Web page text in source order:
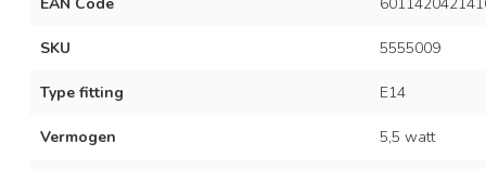
SKU 5555009
Type fitting E14
Vermogen 5,5 watt